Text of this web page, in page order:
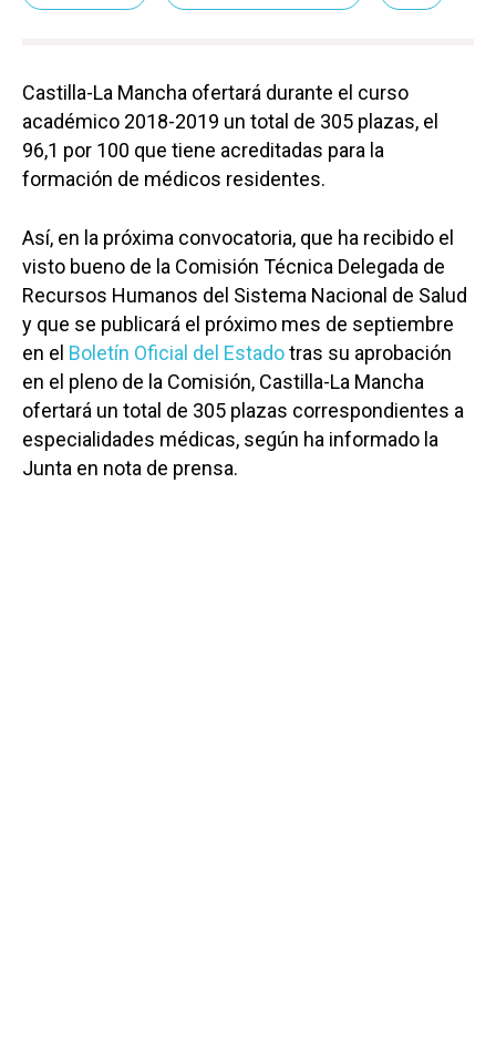
Castilla-La Mancha ofertará durante el curso
académico 2018-2019 un total de 305 plazas, el
96,1 por 100 que tiene acreditadas para la
formación de médicos residentes.
Así, en la próxima convocatoria, que ha recibido el
visto bueno de la Comisión Técnica Delegada de
Recursos Humanos del Sistema Nacional de Salud
y que se publicará el próximo mes de septiembre
en el Boletín Oficial del Estadotras su aprobación
en el pleno de la Comisión, Castilla-La Mancha
ofertará un total de 305 plazas correspondientes a
especialidades médicas, según ha informado la
Junta en nota de prensa.